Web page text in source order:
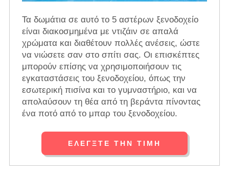
Τα δωμάτια σε αυτό το 5 αστέρων ξενοδοχείο
είναι διακοσμημένα με ντιζάιν σε απαλά
χρώματα και διαθέτουν πολλές ανέσεις, ώστε
να νιώσετε σαν στο σπίτι σας. Οι επισκέπτες
μπορούν επίσης να χρησιμοποιήσουν τις
εγκαταστάσεις του ξενοδοχείου, όπως την
εσωτερική πισίνα και το γυμναστήριο, και να
απολαύσουν τη θέα από τη βεράντα πίνοντας
ένα ποτό από το μπαρ του ξενοδοχείου.
ΕΛΈΓΞΤΕ ΤΗΝ ΤΙΜΉ